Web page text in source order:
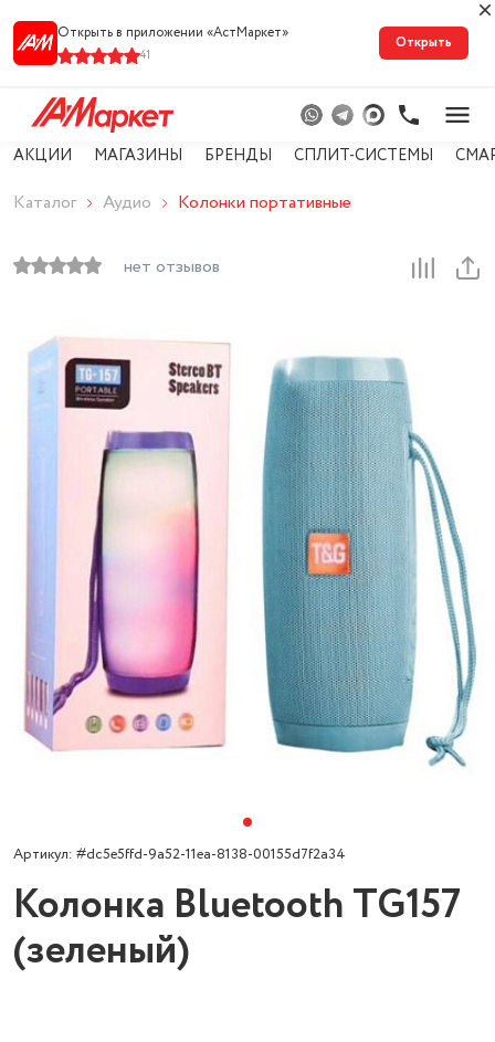
Открыть в приложении «АстМарке‪т‬»
41
Открыть
АКЦИИ МАГАЗИНЫ БРЕНДЫ СПЛИТ-СИСТЕМЫ
Каталог Аудио Колонки портативные
нет отзывов
Артикул: #dc5e5ffd-9a52-11ea-8138-00155d7f2a34
Колонка Bluetooth TG157
(зеленый)